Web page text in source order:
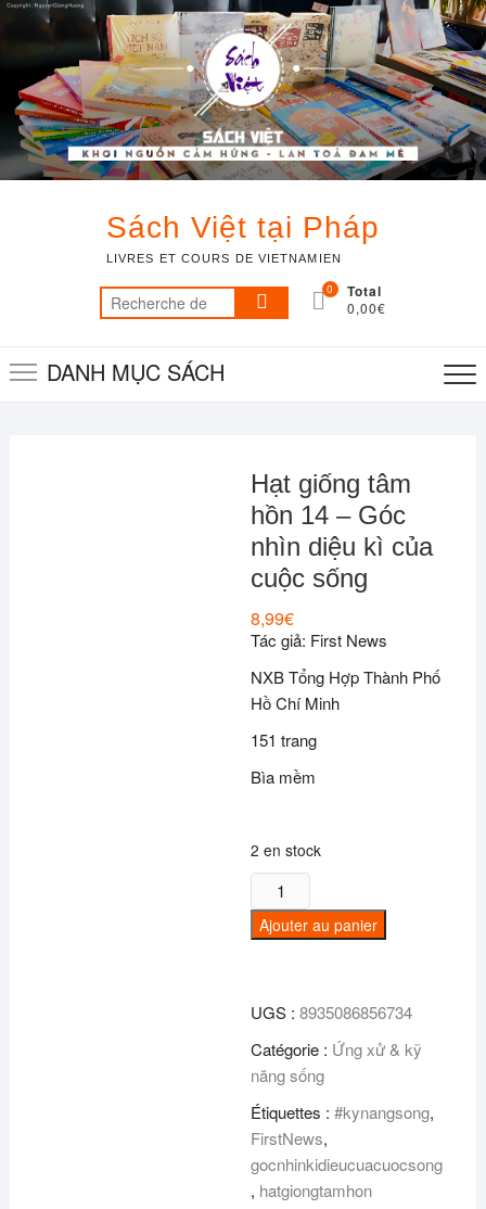
Skip
content
Sách Việt tại Pháp
LIVRES ET COURS DE VIETNAMIEN
Recherche
pour :
0 Total
0,00€
DANH MỤC SÁCH
Hạt giống tâm
hồn 14 – Góc
nhìn diệu kì của
cuộc sống
8,99€
Tác giả: First News
NXB Tổng Hợp Thành Phố
Hồ Chí Minh
151 trang
Bìa mềm
2 en stock
quantité
de
Hạt
hồn
14
Góc
nhìn
diệu
kì
của
Ajouter au panier
UGS :8935086856734
Catégorie : Ứng xử & kỹ
năng sống
Étiquettes :#kynangsong,
FirstNews,
gocnhinkidieucuacuocsong
, hatgiongtamhon